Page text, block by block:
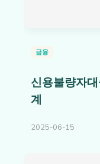
금융
신용불량자
계
2025-06-15